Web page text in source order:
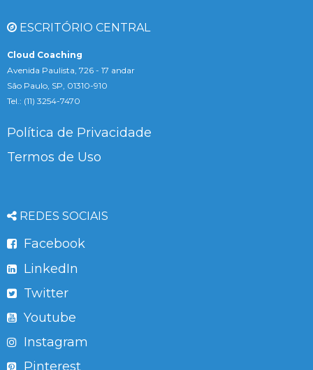
ESCRITÓRIO CENTRAL
Cloud Coaching
Avenida Paulista, 726 - 17 andar
São Paulo, SP, 01310-910
Tel.: (11) 3254-7470
Política de Privacidade
Termos de Uso
REDES SOCIAIS
Facebook
LinkedIn
Twitter
Youtube
Instagram
Pinterest